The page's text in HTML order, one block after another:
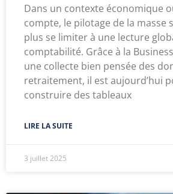
Dans un contexte économique
compte, le pilotage de la masse
plus se limiter à une lecture
comptabilité. Grâce à la
une collecte bien pensée des
retraitement, il est aujourd’hui
construire des tableaux
LIRE LA SUITE
3 juillet 2025